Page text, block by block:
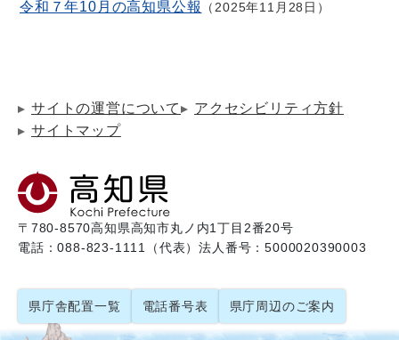
令和７年10月の高知県公報 2025年11月28日
サイトの運営について
アクセシビリティ方針
サイトマップ
〒780-8570高知県高知市丸ノ内1丁目2番20号
電話：088-823-1111（代表）法人番号：5000020390003
県庁舎配置一覧 電話番号表 県庁周辺のご案内